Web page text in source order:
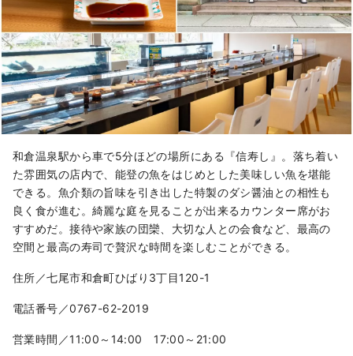
和倉温泉駅から車で5分ほどの場所にある『信寿し』。落ち着い
た雰囲気の店内で、能登の魚をはじめとした美味しい魚を堪能
できる。魚介類の旨味を引き出した特製のダシ醤油との相性も
良く食が進む。綺麗な庭を見ることが出来るカウンター席がお
すすめだ。接待や家族の団欒、大切な人との会食など、最高の
空間と最高の寿司で贅沢な時間を楽しむことができる。
住所／七尾市和倉町ひばり3丁目120-1
電話番号／0767-62-2019
営業時間／11:00～14:00 17:00～21:00